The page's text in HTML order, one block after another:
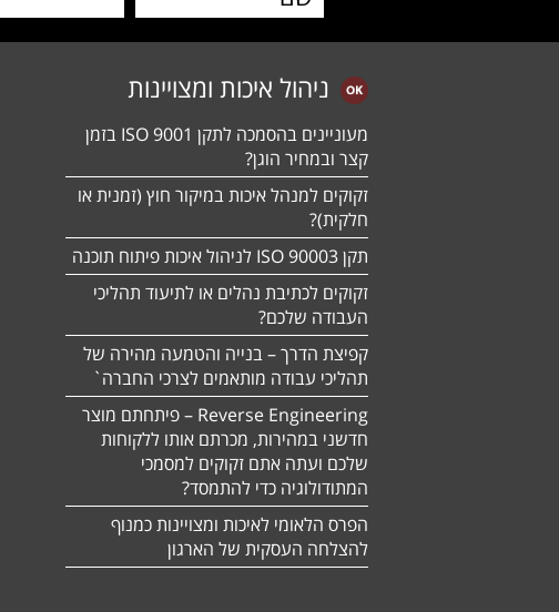
ניהול איכות ומצויינות
מעוניינים בהסמכה לתקן ISO 9001 בזמן
קצר ובמחיר הוגן?
זקוקים למנהל איכות במיקור חוץ (זמנית או
חלקית)?
תקן ISO 90003 לניהול איכות פיתוח תוכנה
זקוקים לכתיבת נהלים או לתיעוד תהליכי
העבודה שלכם?
קפיצת הדרך – בנייה והטמעה מהירה של
תהליכי עבודה מותאמים לצרכי החברה`
Reverse Engineering – פיתחתם מוצר
חדשני במהירות, מכרתם אותו ללקוחות
שלכם ועתה אתם זקוקים למסמכי
המתודולוגיה כדי להתמסד?
הפרס הלאומי לאיכות ומצויינות כמנוף
להצלחה העסקית של הארגון